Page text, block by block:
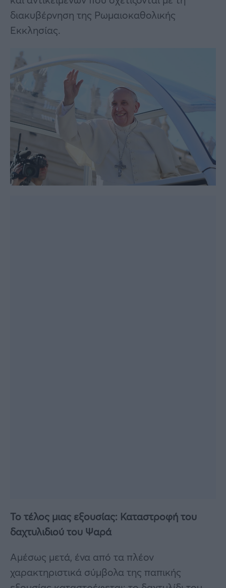
διακυβέρνηση της Ρωμαιοκαθολικής
Εκκλησίας.
Το τέλος μιας εξουσίας: Καταστροφή του
δαχτυλιδιού του Ψαρά
Αμέσως μετά, ένα από τα πλέον
χαρακτηριστικά σύμβολα της παπικής